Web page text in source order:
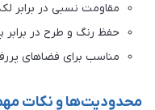
مقاومت نسبی در برابر
حفظ رنگ و طرح در برابر
مناسب برای فضاهای
محدودیت‌ها و نکات